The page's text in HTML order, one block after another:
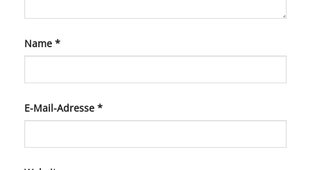
Name *
E-Mail-Adresse *